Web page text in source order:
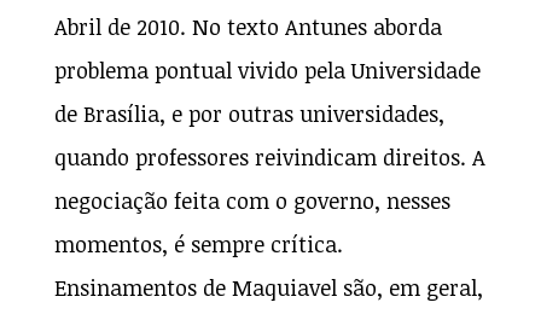
Abril de 2010. No texto Antunes aborda
problema pontual vivido pela Universidade
de Brasília, e por outras universidades,
quando professores reivindicam direitos. A
negociação feita com o governo, nesses
momentos, é sempre crítica.
Ensinamentos de Maquiavel são, em geral,